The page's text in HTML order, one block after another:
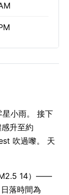
星小雨。 接下
升至約
吹過嚟。 天
14）——
落時間為